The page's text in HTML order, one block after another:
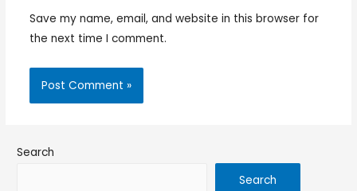
Save my name, email, and website in this browser for
the next time I comment.
Search
Search